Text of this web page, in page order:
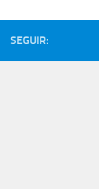
SEGUIR: